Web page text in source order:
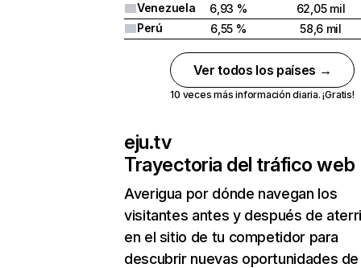
Venezuela
6,93 %
62,05 mil
Perú
6,55 % 58,6 mil
Ver todos los países →
10 veces más información diaria. ¡Gratis!
eju.tv
Trayectoria del tráfico web
Averigua por dónde navegan los
visitantes antes y después de
en el sitio de tu competidor para
descubrir nuevas oportunidades de